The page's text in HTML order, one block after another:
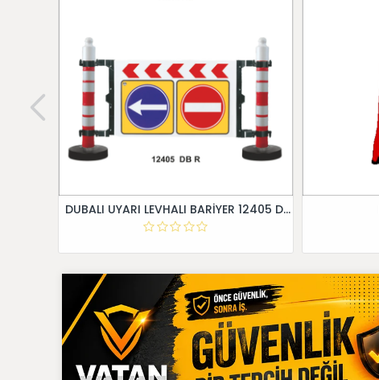
DUBALI UYARI LEVHALI BARİYER 12405 DB R